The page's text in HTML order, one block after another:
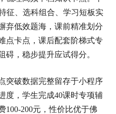
征、选科组合、学习短板实
弃低效题海，课前精准划分
点卡点，课后配套阶梯式专
碍，稳步提升应试得分。
突破数据完整留存于小程序
度，学生完成40课时专项辅
100-200元，性价比优于佛